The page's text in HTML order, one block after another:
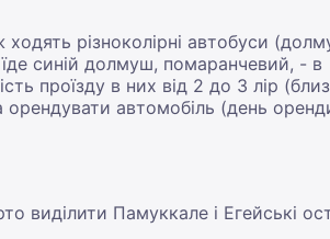
різноколірні автобуси
синій долмуш, помаранчевий, - в
проїзду в них від 2 до 3 лір
автомобіль (день
виділити Памуккале і Егейські